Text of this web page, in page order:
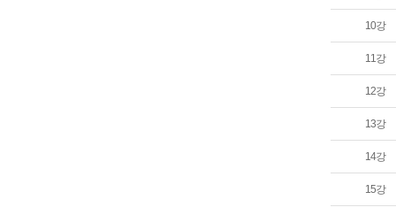
10강
11강
12강
13강
14강
15강